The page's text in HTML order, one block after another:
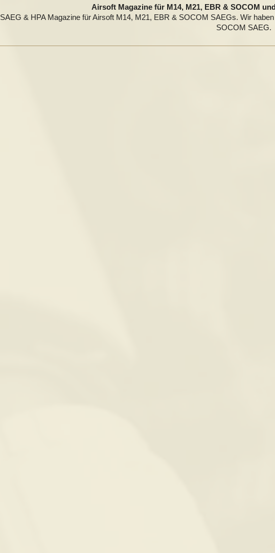
Airsoft Magazine für M14, M21, EBR & SOCOM
SAEG & HPA Magazine für Airsoft M14, M21, EBR & SOCOM SAEGs. Wir
SOCOM SAEG.